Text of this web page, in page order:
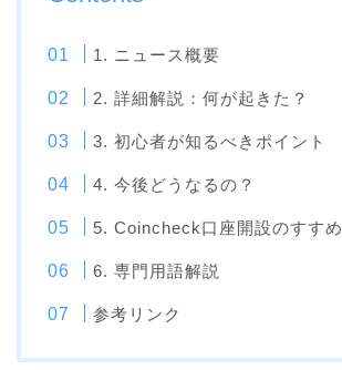
1. ニュース概要
2. 詳細解説：何が起きた？
3. 初心者が知るべきポイント
4. 今後どうなるの？
5. Coincheck口座開設のすすめ
6. 専門用語解説
参考リンク